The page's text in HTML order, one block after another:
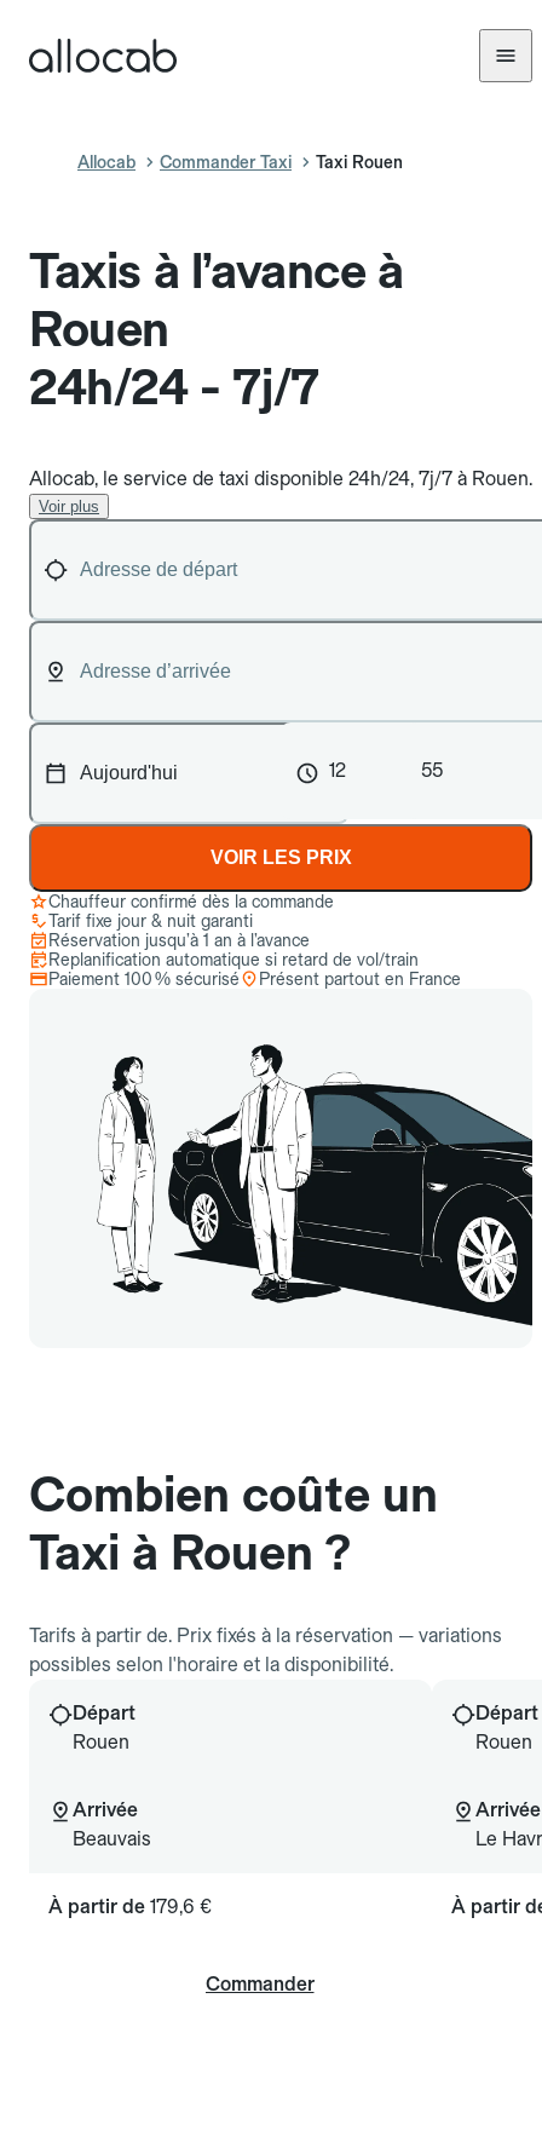
Allocab Commander Taxi Taxi Rouen
Taxis à l’avance à
Rouen
24h/24 - 7j/7
Allocab, le service de taxi disponible 24h/24, 7j/7 à Rouen.
Voir plus
12 55
VOIR LES PRIX
Chauffeur confirmé dès la commande
Tarif fixe jour & nuit garanti
Réservation jusqu’à 1 an à l’avance
Replanification automatique si retard de vol/train
Paiement 100 % sécurisé
Présent partout en France
Combien coûte un
Taxi à Rouen ?
Tarifs à partir de. Prix fixés à la réservation — variations
possibles selon l'horaire et la disponibilité.
Départ
Rouen
Arrivée
Beauvais
À partir de 179,6 €
Commander
Départ
Rouen
Arrivée
Le
À partir